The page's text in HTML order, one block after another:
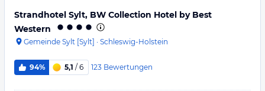
Strandhotel Sylt, BW Collection Hotel by Best
Western
Gemeinde Sylt [Sylt] · Schleswig-Holstein
94% 5,1 / 6 123 Bewertungen